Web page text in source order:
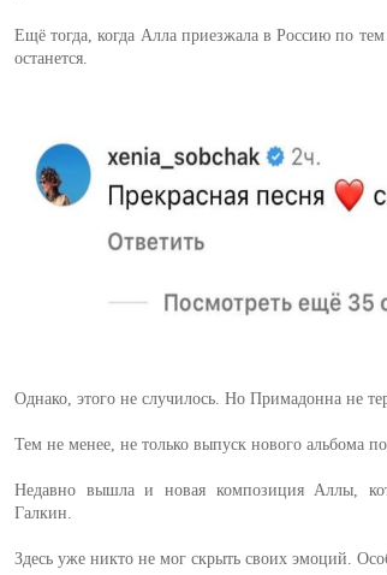
Ещё тогда, когда Алла приезжала в Россию по
останется.
Однако, этого не случилось. Но Примадонна не
Тем не менее, не только выпуск нового альбома
Недавно вышла и новая композиция Аллы,
Галкин.
Здесь уже никто не мог скрыть своих эмоций.